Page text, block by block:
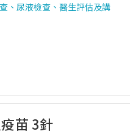
、尿液檢查、醫生評估及講
苗 3針